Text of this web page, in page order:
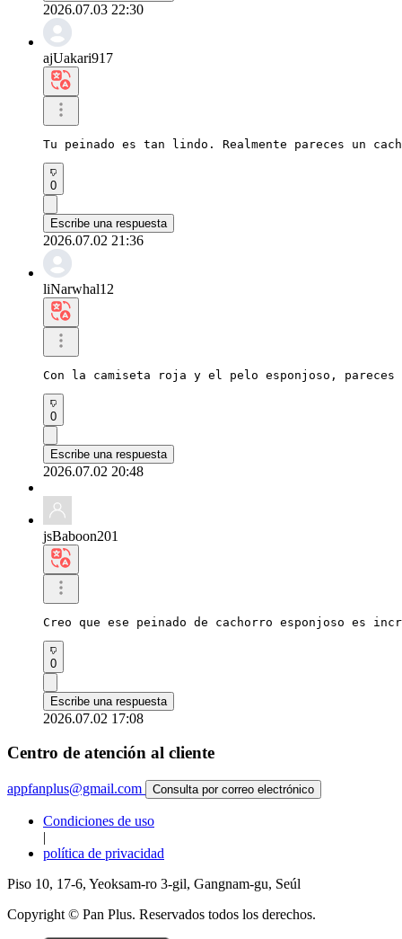
2026.07.03 22:30
ajUakari917
Tu peinado es tan lindo. Realmente pareces un
0
Escribe una respuesta
2026.07.02 21:36
liNarwhal12
Con la camiseta roja y el pelo esponjoso,
0
Escribe una respuesta
2026.07.02 20:48
jsBaboon201
Creo que ese peinado de cachorro esponjoso es
0
Escribe una respuesta
2026.07.02 17:08
Centro de atención al cliente
appfanplus@gmail.com Consulta por correo electrónico
Condiciones de uso
|
política de privacidad
Piso 10, 17-6, Yeoksam-ro 3-gil, Gangnam-gu, Seúl
Copyright © Pan Plus. Reservados todos los derechos.